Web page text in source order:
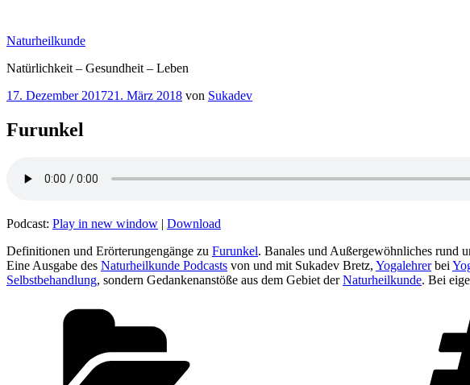
springen
Naturheilkunde
Natürlichkeit – Gesundheit – Leben
Veröffentlicht
17. Dezember 201721. März 2018 von Sukadev
Furunkel
Podcast: Play in new window | Download
Definitionen und Erörterungengänge zu Furunkel. Banales und Außergewöhnliches rund
Eine Ausgabe des Naturheilkunde Podcasts von und mit Sukadev Bretz, Yogalehrerbei
Selbstbehandlung, sondern Gedankenanstöße aus dem Gebiet derNaturheilkunde. Bei